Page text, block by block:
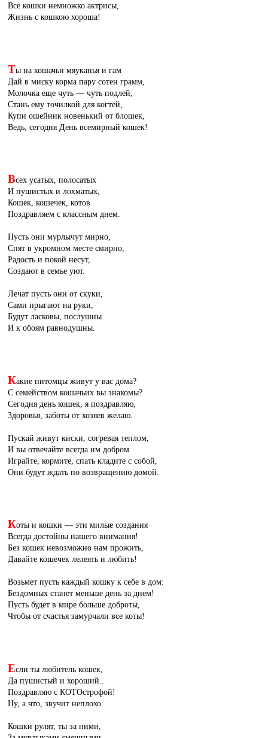
Все кошки немножко актрисы,
Жизнь с кошкою хороша!
Ты на кошачьи мяуканья и гам
Дай в миску корма пару сотен грамм,
Молочка еще чуть — чуть подлей,
Стань ему точилкой для когтей,
Купи ошейник новенький от блошек,
Ведь, сегодня День всемирный кошек!
Всех усатых, полосатых
И пушистых и лохматых,
Кошек, кошечек, котов
Поздравляем с классным днем.
Пусть они мурлычут мирно,
Спят в укромном месте смирно,
Радость и покой несут,
Создают в семье уют.
Лечат пусть они от скуки,
Сами прыгают на руки,
Будут ласковы, послушны
И к обоям равнодушны.
Какие питомцы живут у вас дома?
С семейством кошачьих вы знакомы?
Сегодня день кошек, я поздравляю,
Здоровья, заботы от хозяев желаю.
Пускай живут киски, согревая теплом,
И вы отвечайте всегда им добром.
Играйте, кормите, спать кладите с собой,
Они будут ждать по возвращению домой.
Коты и кошки — эти милые создания
Всегда достойны нашего внимания!
Без кошек невозможно нам прожить,
Давайте кошечек лелеять и любить!
Возьмет пусть каждый кошку к себе в дом:
Бездомных станет меньше день за днем!
Пусть будет в мире больше доброты,
Чтобы от счастья замурчали все коты!
Если ты любитель кошек,
Да пушистый и хороший..
Поздравляю с КОТОстрофой!
Ну, а что, звучит неплохо.
Кошки рулят, ты за ними,